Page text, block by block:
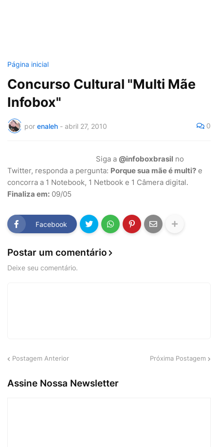
Página inicial
Concurso Cultural "Multi Mãe
Infobox"
por enaleh - abril 27, 2010 0
Siga a @infoboxbrasil no
Twitter, responda a pergunta: Porque sua mãe é multi? e
concorra a 1 Notebook, 1 Netbook e 1 Câmera digital.
Finaliza em: 09/05
Facebook
Postar um comentário
Deixe seu comentário.
Postagem Anterior Próxima Postagem
Assine Nossa Newsletter